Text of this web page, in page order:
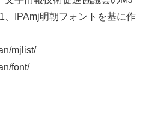
、IPAmj明朝フォントを基に作
mjlist/
font/